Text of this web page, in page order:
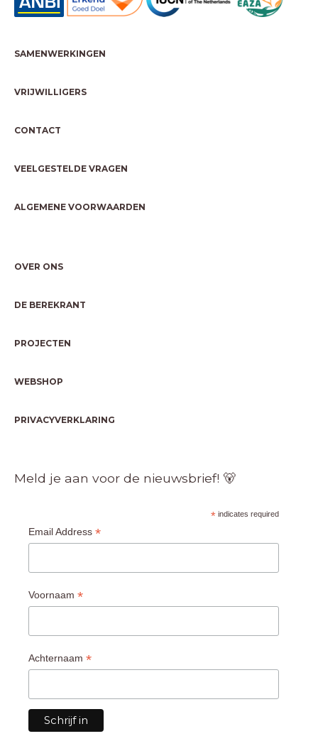
SAMENWERKINGEN
VRIJWILLIGERS
CONTACT
VEELGESTELDE VRAGEN
ALGEMENE VOORWAARDEN
OVER ONS
DE BEREKRANT
PROJECTEN
WEBSHOP
PRIVACYVERKLARING
Meld je aan voor de nieuwsbrief! 🐻
* indicates required
Email Address *
Voornaam *
Achternaam *